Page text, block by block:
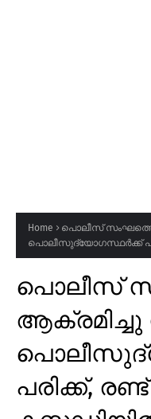
Home
പൊലീസ്
പൊലീസുദ്യോഗസ്ഥർക്ക്
പൊലീസ്
ആക്രമിച്ചു
പരിക്ക്,